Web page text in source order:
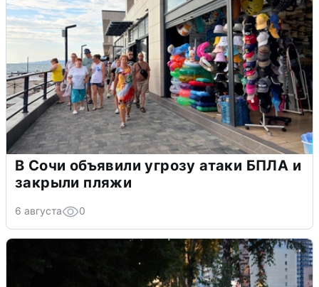
В Сочи объявили угрозу атаки БПЛА и
закрыли пляжи
6 августа 0